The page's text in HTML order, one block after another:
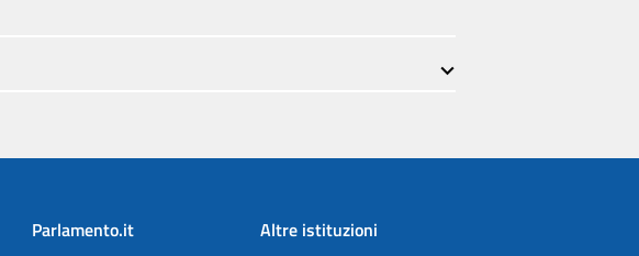
Parlamento.it Altre istituzioni